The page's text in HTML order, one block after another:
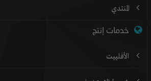
المنتدي
خدمات إنتج
الأفلييت